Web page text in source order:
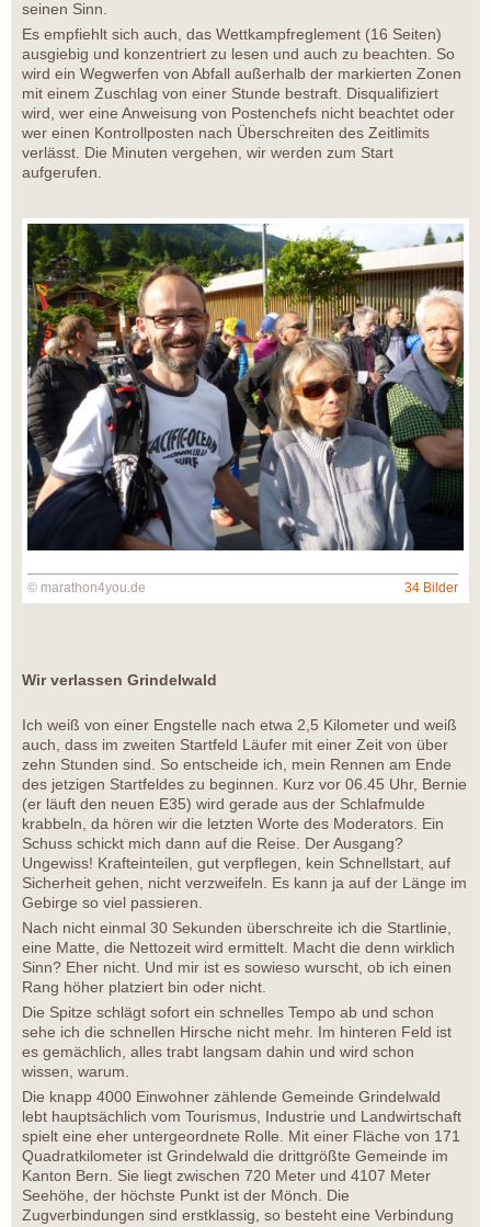
seinen Sinn.
Es empfiehlt sich auch, das Wettkampfreglement (16 Seiten)
ausgiebig und konzentriert zu lesen und auch zu beachten. So
wird ein Wegwerfen von Abfall außerhalb der markierten Zonen
mit einem Zuschlag von einer Stunde bestraft. Disqualifiziert
wird, wer eine Anweisung von Postenchefs nicht beachtet oder
wer einen Kontrollposten nach Überschreiten des Zeitlimits
verlässt. Die Minuten vergehen, wir werden zum Start
aufgerufen.
© marathon4you.de 34 Bilder
Wir verlassen Grindelwald
Ich weiß von einer Engstelle nach etwa 2,5 Kilometer und weiß
auch, dass im zweiten Startfeld Läufer mit einer Zeit von über
zehn Stunden sind. So entscheide ich, mein Rennen am Ende
des jetzigen Startfeldes zu beginnen. Kurz vor 06.45 Uhr, Bernie
(er läuft den neuen E35) wird gerade aus der Schlafmulde
krabbeln, da hören wir die letzten Worte des Moderators. Ein
Schuss schickt mich dann auf die Reise. Der Ausgang?
Ungewiss! Krafteinteilen, gut verpflegen, kein Schnellstart, auf
Sicherheit gehen, nicht verzweifeln. Es kann ja auf der Länge im
Gebirge so viel passieren.
Nach nicht einmal 30 Sekunden überschreite ich die Startlinie,
eine Matte, die Nettozeit wird ermittelt. Macht die denn wirklich
Sinn? Eher nicht. Und mir ist es sowieso wurscht, ob ich einen
Rang höher platziert bin oder nicht.
Die Spitze schlägt sofort ein schnelles Tempo ab und schon
sehe ich die schnellen Hirsche nicht mehr. Im hinteren Feld ist
es gemächlich, alles trabt langsam dahin und wird schon
wissen, warum.
Die knapp 4000 Einwohner zählende Gemeinde Grindelwald
lebt hauptsächlich vom Tourismus, Industrie und Landwirtschaft
spielt eine eher untergeordnete Rolle. Mit einer Fläche von 171
Quadratkilometer ist Grindelwald die drittgrößte Gemeinde im
Kanton Bern. Sie liegt zwischen 720 Meter und 4107 Meter
Seehöhe, der höchste Punkt ist der Mönch. Die
Zugverbindungen sind erstklassig, so besteht eine Verbindung